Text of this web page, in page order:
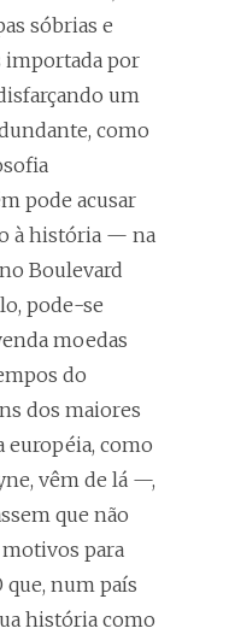
sóbrias e
importada por
um
como
pode acusar
à história — na
Boulevard
pode-se
moedas
do
dos maiores
européia, como
vêm de lá —,
que não
para
que, num país
história como